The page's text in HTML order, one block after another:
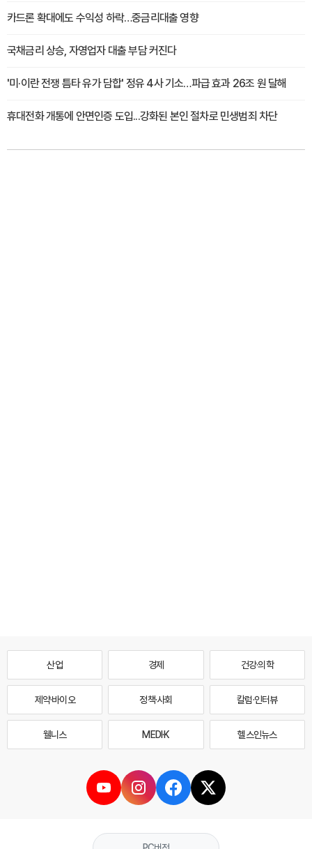
카드론 확대에도 수익성 하락…중금리대출 영향
국채금리 상승, 자영업자 대출 부담 커진다
'미·이란 전쟁 틈타 유가 담합' 정유 4사 기소…파급 효과 26조 원 달해
휴대전화 개통에 안면인증 도입...강화된 본인 절차로 민생범죄 차단
산업 경제 건강·의학
제약·바이오 정책·사회 칼럼·인터뷰
웰니스 MEDI·K 헬스인뉴스